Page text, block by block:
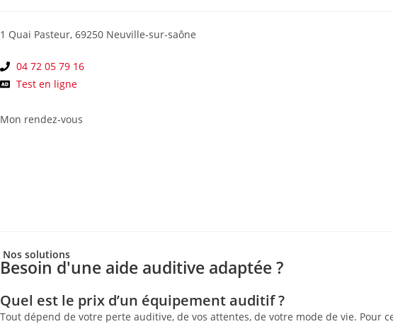
1 Quai Pasteur, 69250 Neuville-sur-saône
04 72 05 79 16
Test en ligne
Mon rendez-vous
Nos solutions
Besoin d'une aide auditive adaptée ?
Quel est le prix d’un équipement auditif ?
Tout dépend de votre perte auditive, de vos attentes, de votre mode de vie.